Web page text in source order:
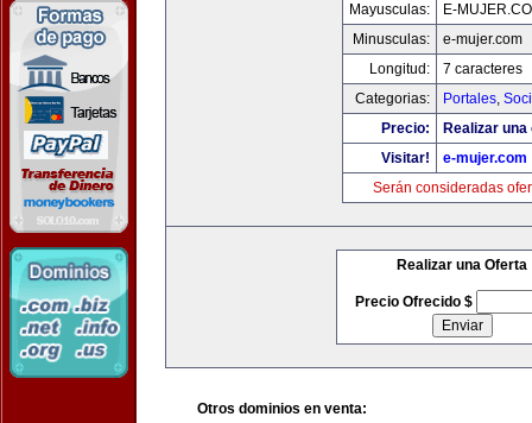
Mayusculas:
E-
Minusculas:
e-mujer.com
Longitud:
7 caracteres
Categorias:
Portales,
Precio:
Realizar
Visitar!
e-mujer.com
Serán consideradas
Realizar una Oferta
Precio Ofrecido $
Otros dominios en venta: